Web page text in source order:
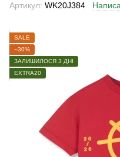
Артикул: WK20J384
SALE
−30%
ЗАЛИШИЛОСЯ 3 ДНІ
EXTRA20